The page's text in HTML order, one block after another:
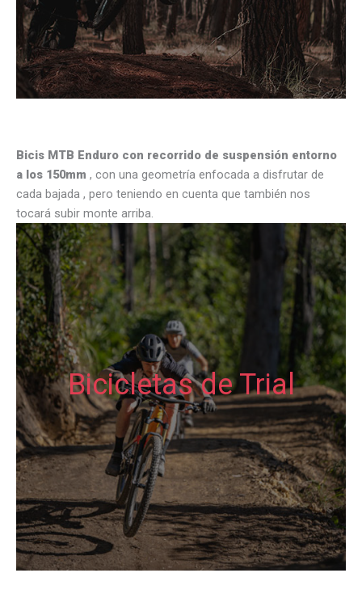
Bicis MTB Enduro con recorrido de suspensión entorno
a los 150mm , con una geometría enfocada a disfrutar de
cada bajada , pero teniendo en cuenta que también nos
tocará subir monte arriba.
Bicicletas de Trial